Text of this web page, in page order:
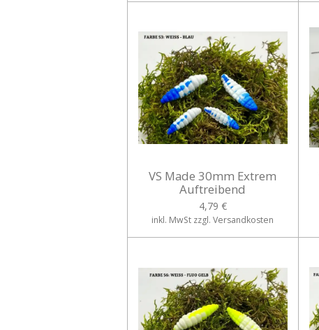
VS Made 30mm Extrem
Auftreibend
4,79 €
inkl. MwSt zzgl. Versandkosten